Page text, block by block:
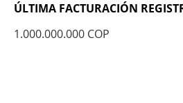
ÚLTIMA FACTURACIÓN
1.000.000.000 COP